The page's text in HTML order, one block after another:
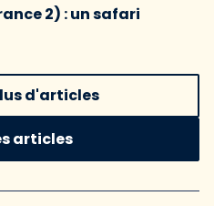
2) : un safari
d'articles
articles